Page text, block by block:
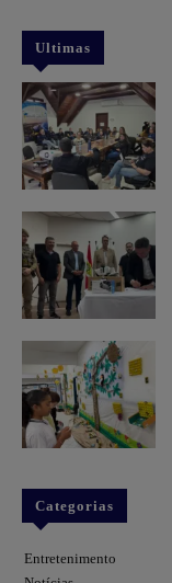
Ultimas
Categorias
Entretenimento